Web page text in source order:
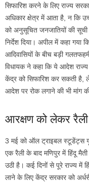
सिफारिश करने के लिए राज्य
अधिकार क्षेत्र में आता है, न कि
को अनुसूचित जनजातियों की सूची
निर्देश दिया। अपील में कहा
आदिवासियों के बीच बड़ी
विधायक ने कहा कि ये आदेश
केंद्र को सिफारिश कर सकती है,
आदेश पर रोक लगाने की भी मांग
आरक्षण को लेकर रैली
3 मई को ऑल ट्राइबल स्टूडेंट्स
एक रैली के बाद मणिपुर में हिंदू
उठी है। कई दिनों से पूरे राज्य में
लाने के लिए केंद्र सरकार को